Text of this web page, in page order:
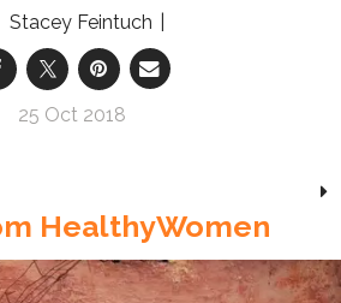
Stacey Feintuch
25 Oct 2018
HealthyWomen